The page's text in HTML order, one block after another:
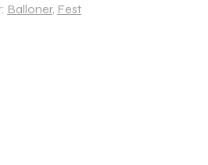
Balloner, Fest